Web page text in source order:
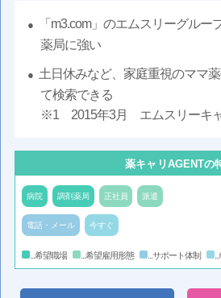
「m3.com」のエムスリーグルー
薬局に強い
土日休みなど、家庭重視のママ
て検索できる
※1 2015年3月 エムスリーキ
薬キャリAGENTの
病院 調剤薬局 正社員 派遣
電話・メール 今すぐ
...希望職場 ...希望雇用形態 ...サポート体制